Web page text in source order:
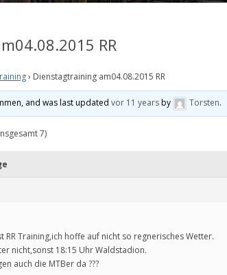
RR
› Dienstagtraining am04.08.2015 RR
and was last updatedvor 11 yearsby Torsten.
7)
RR Training,ich hoffe auf nicht so regnerisches Wetter.
nicht,sonst 18:15 Uhr Waldstadion.
auch die MTBer da ???